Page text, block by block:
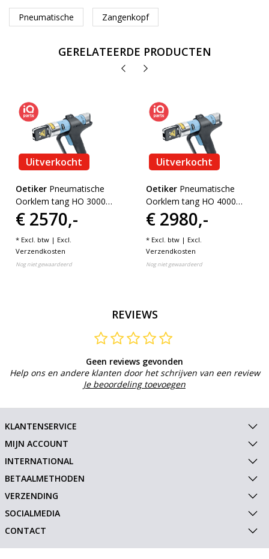
Pneumatische Zangenkopf
GERELATEERDE PRODUCTEN
Uitverkocht
Oetiker Pneumatische
Oorklem tang HO 3000
ME
€ 2570,-
* Excl. btw | Excl.
Verzendkosten
Nog niet gewaardeerd
Uitverkocht
Oetiker Pneumatische
Oorklem tang HO 4000
ME
€ 2980,-
* Excl. btw | Excl.
Verzendkosten
Nog niet gewaardeerd
REVIEWS
Geen reviews gevonden
Help ons en andere klanten door het schrijven van een review
Je beoordeling toevoegen
KLANTENSERVICE
MIJN ACCOUNT
INTERNATIONAL
BETAALMETHODEN
VERZENDING
SOCIALMEDIA
CONTACT